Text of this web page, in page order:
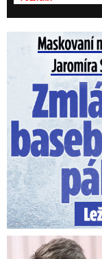
Maskovaní muži
V trezoru měl 80